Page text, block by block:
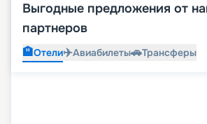
Выгодные предложения от
партнеров
🏨Отели✈️Авиабилеты🚗Трансферы